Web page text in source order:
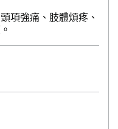
項強痛、肢體煩疼、